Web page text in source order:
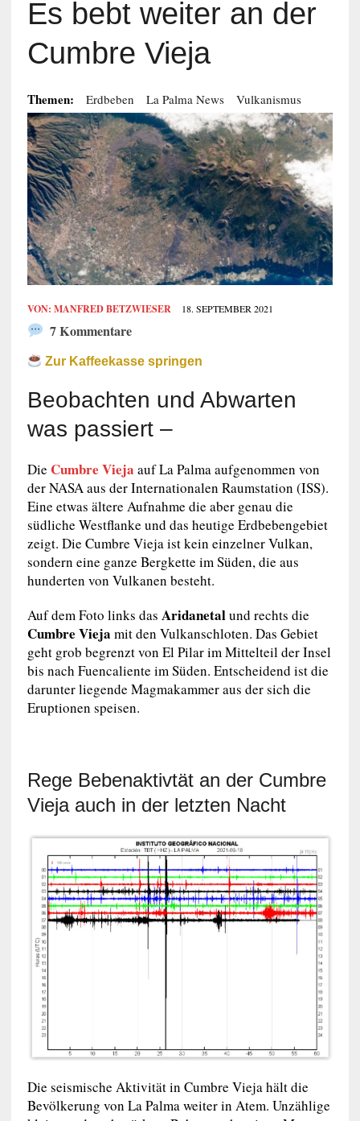
Es bebt weiter an der
Cumbre Vieja
Themen: Erdbeben La Palma News Vulkanismus
VON: MANFRED BETZWIESER 18. SEPTEMBER 2021
7 Kommentare
Zur Kaffeekasse springen
Beobachten und Abwarten
was passiert –
Die Cumbre Vieja auf La Palma aufgenommen von
der NASA aus der Internationalen Raumstation (ISS).
Eine etwas ältere Aufnahme die aber genau die
südliche Westflanke und das heutige Erdbebengebiet
zeigt. Die Cumbre Vieja ist kein einzelner Vulkan,
sondern eine ganze Bergkette im Süden, die aus
hunderten von Vulkanen besteht.
Auf dem Foto links das Aridanetalund rechts die
Cumbre Vieja mit den Vulkanschloten. Das Gebiet
geht grob begrenzt von El Pilar im Mittelteil der Insel
bis nach Fuencaliente im Süden. Entscheidend ist die
darunter liegende Magmakammer aus der sich die
Eruptionen speisen.
Rege Bebenaktivtät an der Cumbre
Vieja auch in der letzten Nacht
Die seismische Aktivität in Cumbre Vieja hält die
Bevölkerung von La Palma weiter in Atem. Unzählige